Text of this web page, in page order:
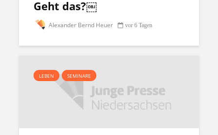
Geht das?￼
Alexander Bernd Heuer vor 6 Tagen
LEBEN SEMINARE